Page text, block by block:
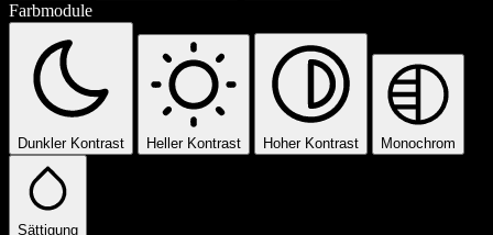
Farbmodule
Dunkler Kontrast Heller Kontrast Hoher Kontrast Monochrom
Sättigung